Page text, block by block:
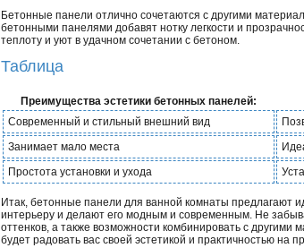
Бетонные панели отлично сочетаются с другими
бетонными панелями добавят нотку легкости и
теплоту и уют в удачном сочетании с бетоном.
Таблица
Преимущества эстетики бетонных панелей:
Современный и стильный внешний вид
Занимает мало места
Простота установки и ухода
Итак, бетонные панели для ванной комнаты предлагают
интерьеру и делают его модным и современным. Не
оттенков, а также возможности комбинировать с
будет радовать вас своей эстетикой и практичностью на